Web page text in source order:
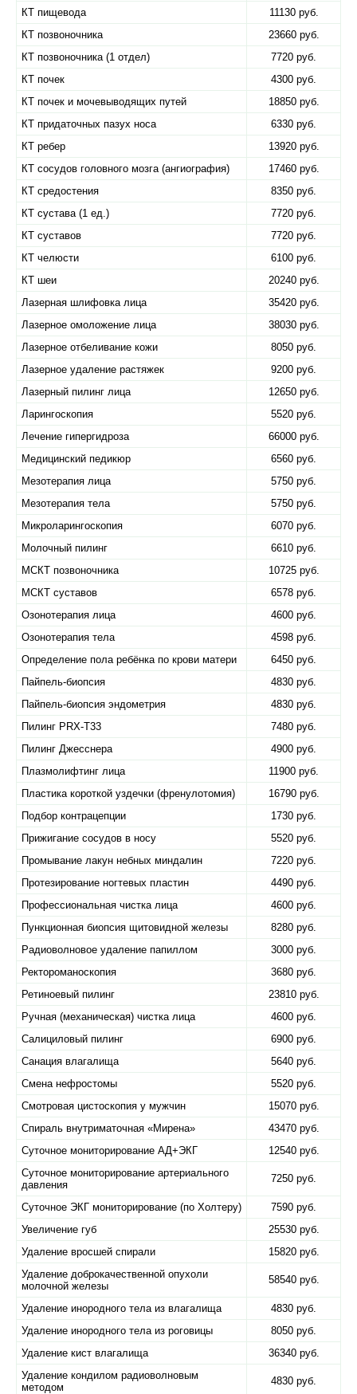
КТ пищевода
11130 руб.
КТ позвоночника
23660 руб.
КТ позвоночника (1 отдел)
7720 руб.
КТ почек
4300 руб.
КТ почек и мочевыводящих путей
18850 руб.
КТ придаточных пазух носа
6330 руб.
КТ ребер
13920 руб.
КТ сосудов головного мозга (ангиография)
17460 руб.
КТ средостения
8350 руб.
КТ сустава (1 ед.)
7720 руб.
КТ суставов
7720 руб.
КТ челюсти
6100 руб.
КТ шеи
20240 руб.
Лазерная шлифовка лица
35420 руб.
Лазерное омоложение лица
38030 руб.
Лазерное отбеливание кожи
8050 руб.
Лазерное удаление растяжек
9200 руб.
Лазерный пилинг лица
12650 руб.
Ларингоскопия
5520 руб.
Лечение гипергидроза
66000 руб.
Медицинский педикюр
6560 руб.
Мезотерапия лица
5750 руб.
Мезотерапия тела
5750 руб.
Микроларингоскопия
6070 руб.
Молочный пилинг
6610 руб.
МСКТ позвоночника
10725 руб.
МСКТ суставов
6578 руб.
Озонотерапия лица
4600 руб.
Озонотерапия тела
4598 руб.
Определение пола ребёнка по крови матери
6450 руб.
Пайпель-биопсия
4830 руб.
Пайпель-биопсия эндометрия
4830 руб.
Пилинг PRX-T33
7480 руб.
Пилинг Джесснера
4900 руб.
Плазмолифтинг лица
11900 руб.
Пластика короткой уздечки (френулотомия)
16790 руб.
Подбор контрацепции
1730 руб.
Прижигание сосудов в носу
5520 руб.
Промывание лакун небных миндалин
7220 руб.
Протезирование ногтевых пластин
4490 руб.
Профессиональная чистка лица
4600 руб.
Пункционная биопсия щитовидной железы
8280 руб.
Радиоволновое удаление папиллом
3000 руб.
Ректороманоскопия
3680 руб.
Ретиноевый пилинг
23810 руб.
Ручная (механическая) чистка лица
4600 руб.
Салициловый пилинг
6900 руб.
Санация влагалища
5640 руб.
Смена нефростомы
5520 руб.
Смотровая цистоскопия у мужчин
15070 руб.
Спираль внутриматочная «​Мирена»
43470 руб.
Суточное мониторирование АД+ЭКГ
12540 руб.
Суточное мониторирование артериального
давления
7250 руб.
Суточное ЭКГ мониторирование (по Холтеру)
7590 руб.
Увеличение губ
25530 руб.
Удаление вросшей спирали
15820 руб.
Удаление доброкачественной опухоли
молочной железы
58540 руб.
Удаление инородного тела из влагалища
4830 руб.
Удаление инородного тела из роговицы
8050 руб.
Удаление кист влагалища
36340 руб.
Удаление кондилом радиоволновым
методом
4830 руб.